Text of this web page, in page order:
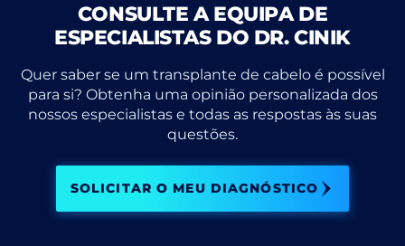
CONSULTE A EQUIPA DE
ESPECIALISTAS DO DR. CINIK
Quer saber se um transplante de cabelo é possível
para si? Obtenha uma opinião personalizada dos
nossos especialistas e todas as respostas às suas
questões.
SOLICITAR O MEU DIAGNÓSTICO